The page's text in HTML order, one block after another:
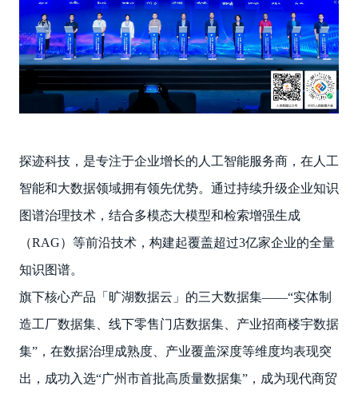
探迹科技，是专注于企业增长的人工智能服务商，在人工
智能和大数据领域拥有领先优势。通过持续升级企业知识
图谱治理技术，结合多模态大模型和检索增强生成
（RAG）等前沿技术，构建起覆盖超过3亿家企业的全量
知识图谱。
旗下核心产品「旷湖数据云」的三大数据集——“实体制
造工厂数据集、线下零售门店数据集、产业招商楼宇数据
集”，在数据治理成熟度、产业覆盖深度等维度均表现突
出，成功入选“广州市首批高质量数据集”，成为现代商贸